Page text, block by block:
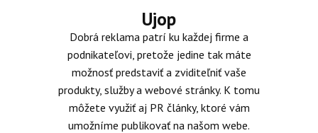
Ujop
Dobrá reklama patrí ku každej firme a
podnikateľovi, pretože jedine tak máte
možnosť predstaviť a zviditeľniť vaše
produkty, služby a webové stránky. K tomu
môžete využiť aj PR články, ktoré vám
umožníme publikovať na našom webe.